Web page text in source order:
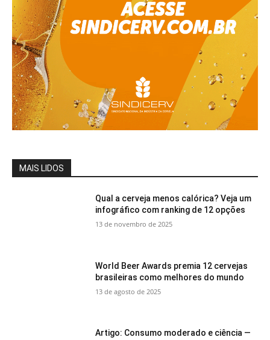
MAIS LIDOS
Qual a cerveja menos calórica? Veja um
infográfico com ranking de 12 opções
13 de novembro de 2025
World Beer Awards premia 12 cervejas
brasileiras como melhores do mundo
13 de agosto de 2025
Artigo: Consumo moderado e ciência —